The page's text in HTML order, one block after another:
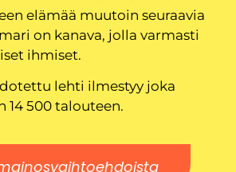
elämää muutoin seuraavia
on kanava, jolla varmasti
ihmiset.
lehti ilmestyy joka
14 500 talouteen.